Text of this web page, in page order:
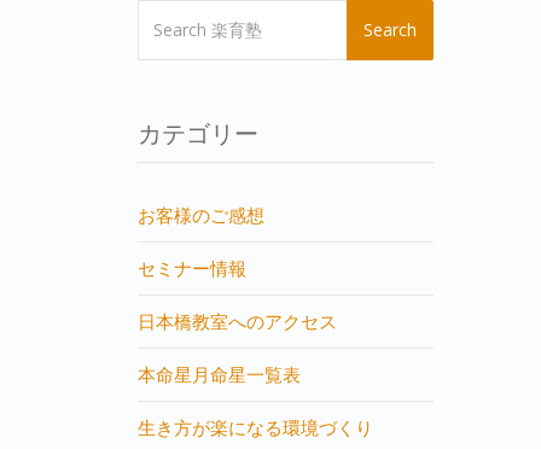
Search
カテゴリー
お客様のご感想
セミナー情報
日本橋教室へのアクセス
本命星月命星一覧表
生き方が楽になる環境づくり